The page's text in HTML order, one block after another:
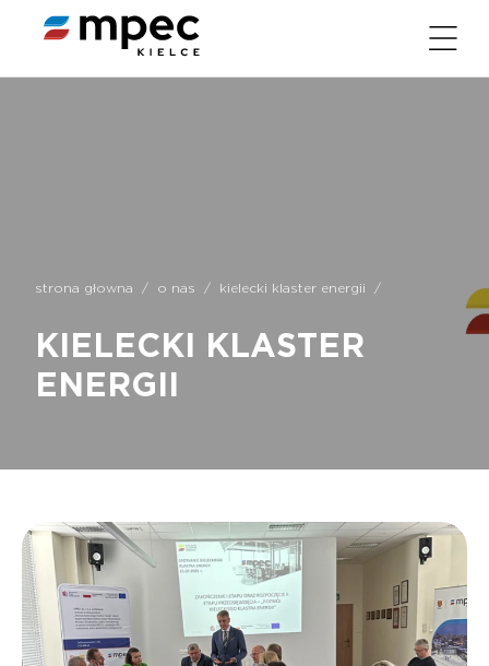
strona głowna / o nas / kielecki klaster energii /
KIELECKI KLASTER
ENERGII